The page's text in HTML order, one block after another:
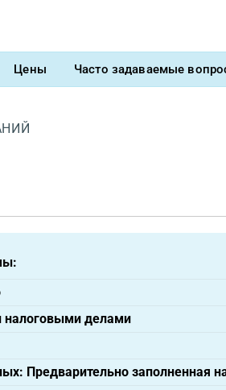
Цены Часто задаваемые
налоговыми делами
Предварительно заполненная